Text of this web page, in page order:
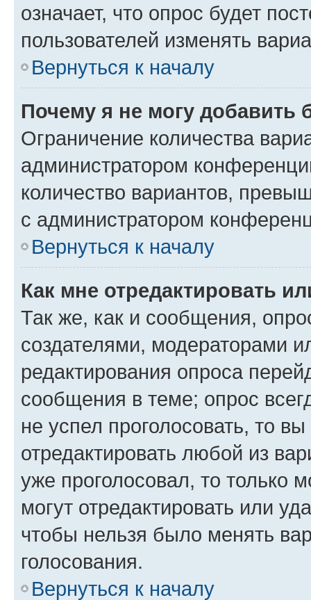
означает, что опрос будет
пользователей изменять
Вернуться к началу
Почему я не могу добавить
Ограничение количества
администратором
количество вариантов,
с администратором
Вернуться к началу
Как мне отредактировать
Так же, как и сообщения,
создателями, модераторами
редактирования опроса
сообщения в теме; опрос
не успел проголосовать, то
отредактировать любой из
уже проголосовал, то только
могут отредактировать или
чтобы нельзя было менять
голосования.
Вернуться к началу